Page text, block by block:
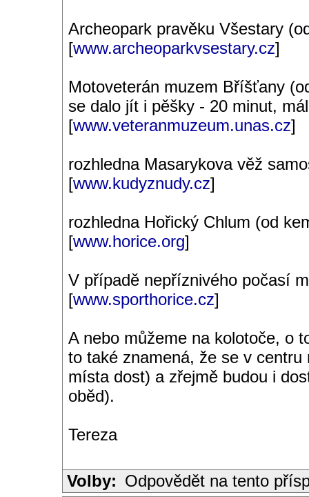
Archeopark pravěku Všestary
[www.archeoparkvsestary.cz]
Motoveterán muzem Bříšťany
se dalo jít i pěšky - 20 minut,
[www.veteranmuzeum.unas.cz]
rozhledna Masarykova věž
[www.kudyznudy.cz]
rozhledna Hořický Chlum (od
[www.horice.org]
V případě nepříznivého počasí
[www.sporthorice.cz]
A nebo můžeme na kolotoče, o
to také znamená, že se v
místa dost) a zřejmě budou i
oběd).
Tereza
Volby: Odpovědět na tento